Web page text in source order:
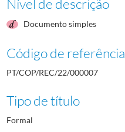
Nível de descrição
Documento simples
Código de referência
PT/COP/REC/22/000007
Tipo de título
Formal